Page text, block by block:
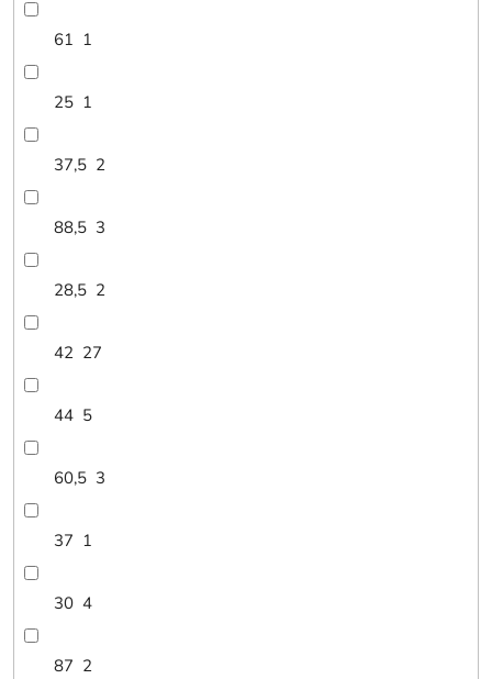
61 1
25 1
37,5 2
88,5 3
28,5 2
42 27
44 5
60,5 3
37 1
30 4
87 2